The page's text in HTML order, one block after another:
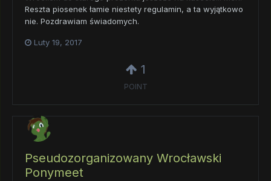
Reszta piosenek łamie niestety regulamin, a ta wyjątkowo
nie. Pozdrawiam świadomych.
Luty 19, 2017
1
POINT
Pseudozorganizowany Wrocławski
Ponymeet